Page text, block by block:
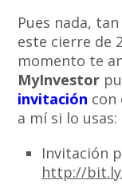
Pues nada,
este cierre de
momento te
MyInvestor
invitación con
a mí si lo usas:
Invitación
http://